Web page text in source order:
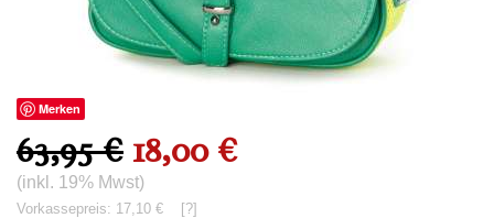
Merken
63,95 € 18,00 €
(inkl. 19% Mwst)
Vorkassepreis: 17,10 € [?]